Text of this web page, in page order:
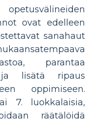
ovat edelleen
sanahaut
parantaa
ja lisätä ripaus
oppimiseen.
7. luokkalaisia,
räätälöidä